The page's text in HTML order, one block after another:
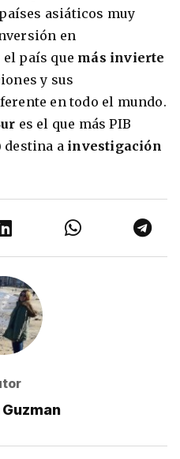
asiáticos muy
en
el país que más invierte
y sus
en todo el mundo.
es el que más PIB
a investigación